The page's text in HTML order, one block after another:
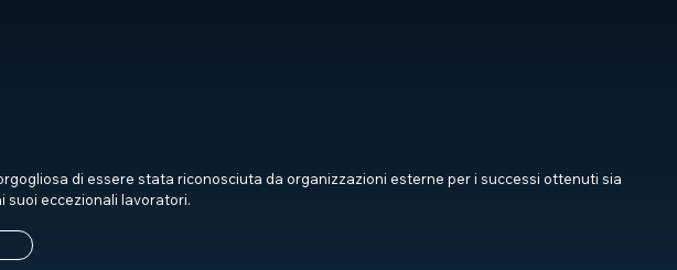
di essere stata riconosciuta da organizzazioni esterne per i successi ottenuti sia
suoi eccezionali lavoratori.